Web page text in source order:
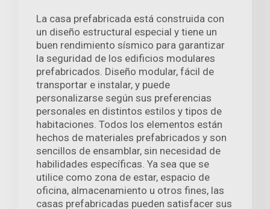
La casa prefabricada está construida con
un diseño estructural especial y tiene un
buen rendimiento sísmico para garantizar
la seguridad de los edificios modulares
prefabricados. Diseño modular, fácil de
transportar e instalar, y puede
personalizarse según sus preferencias
personales en distintos estilos y tipos de
habitaciones. Todos los elementos están
hechos de materiales prefabricados y son
sencillos de ensamblar, sin necesidad de
habilidades específicas. Ya sea que se
utilice como zona de estar, espacio de
oficina, almacenamiento u otros fines, las
casas prefabricadas pueden satisfacer sus